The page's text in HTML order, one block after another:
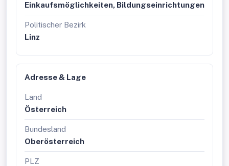
Einkaufsmöglichkeiten, Bildungseinrichtungen
Politischer Bezirk
Linz
Adresse & Lage
Land
Österreich
Bundesland
Oberösterreich
PLZ